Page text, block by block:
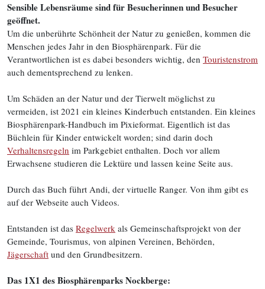
Sensible Lebensräume sind für Besucherinnen und Besucher
geöffnet.
Um die unberührte Schönheit der Natur zu genießen, kommen die
Menschen jedes Jahr in den Biosphärenpark. Für die
Verantwortlichen ist es dabei besonders wichtig, den Touristenstrom
auch dementsprechend zu lenken.
Um Schäden an der Natur und der Tierwelt möglichst zu
vermeiden, ist 2021 ein kleines Kinderbuch entstanden. Ein kleines
Biosphärenpark-Handbuch im Pixieformat. Eigentlich ist das
Büchlein für Kinder entwickelt worden; sind darin doch
Verhaltensregeln im Parkgebiet enthalten. Doch vor allem
Erwachsene studieren die Lektüre und lassen keine Seite aus.
Durch das Buch führt Andi, der virtuelle Ranger. Von ihm gibt es
auf der Webseite auch Videos.
Entstanden ist das Regelwerk als Gemeinschaftsprojekt von der
Gemeinde, Tourismus, von alpinen Vereinen, Behörden,
Jägerschaft und den Grundbesitzern.
Das 1X1 des Biosphärenparks Nockberge: